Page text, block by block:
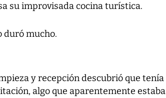
su improvisada cocina turística.
duró mucho.
y recepción descubrió que tenía
algo que aparentemente estaba